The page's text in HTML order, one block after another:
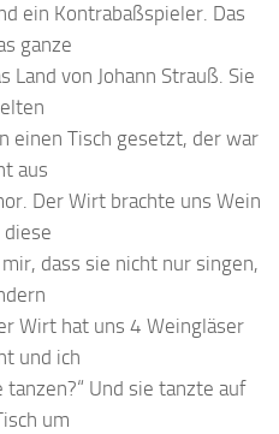
ein Kontrabaßspieler. Das
ganze
Land von Johann Strauß. Sie
einen Tisch gesetzt, der war
aus
Der Wirt brachte uns Wein
diese
dass sie nicht nur singen,
Wirt hat uns 4 Weingläser
und ich
tanzen?“ Und sie tanzte auf
um